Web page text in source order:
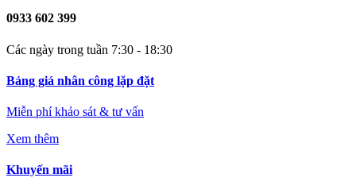
0933 602 399
Các ngày trong tuần 7:30 - 18:30
Bảng giá nhân công lặp đặt
Miễn phí khảo sát & tư vấn
Xem thêm
Khuyến mãi